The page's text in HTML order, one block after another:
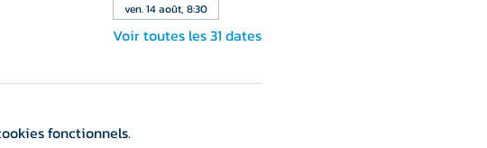
ven. 14 août, 8:30
Voir toutes les 31 dates
fonctionnels.